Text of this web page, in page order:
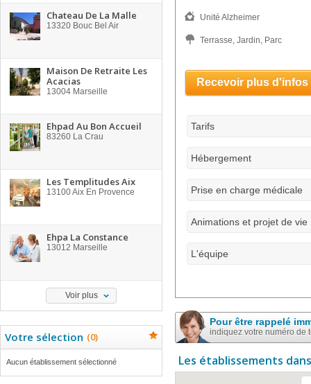
Chateau De La Malle
13320 Bouc Bel Air
Maison De Retraite Les
Acacias
13004 Marseille
Ehpad Au Bon Accueil
83260 La Crau
Les Templitudes Aix
13100Aix En Provence
Ehpa La Constance
13012 Marseille
Voir plus
Votre sélection (0)
Aucun établissement sélectionné
Unité Alzheimer
Terrasse, Jardin, Parc
Recevoir plus d'infos
Tarifs
Hébergement
Prise en charge médicale
Animations et projet de vie
L'équipe
Pour être rappelé
indiquez votre numéro de
Les établissements